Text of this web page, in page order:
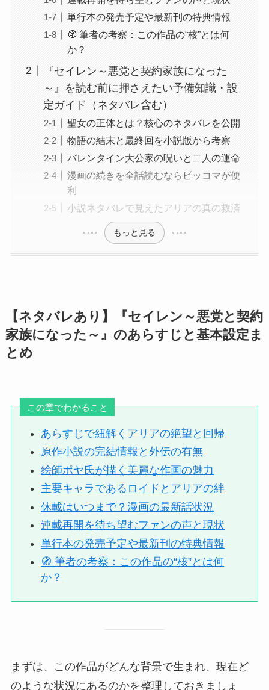
単行本の発売予定や最新刊の特典情報
🧭 筆者の考察：この作品の“核”とは何
か？
『セイレン～悪党と契約家族になった
～』を読む前に押さえたい予備知識・設
定ガイド（ネタバレ含む）
聖女の正体とは？核心のネタバレを公開
物語の結末と最終回を小説版から考察
バレンタイン大公家の呪いと二人の運命
漫画の続きを全話読むならピッコマが便
利
小説ネタバレで見えたアリアの真の救済
もっと見る
【ネタバレあり】『セイレン～悪党と契約
家族になった～』のあらすじと基本設定ま
とめ
この章でわかること
あらすじで紐解くアリアの絶望と回帰
原作小説の完結情報と外伝の有無
絵師ポヤ氏が描く美麗な作画の魅力
主要キャラであるロイドとアリアの絆
休載はいつまで？漫画の最新話状況
連載再開を待ち望むファンの声と現状
単行本の発売予定や最新刊の特典情報
🧭 筆者の考察：この作品の“核”とは何
か？
まずは、この作品がどんな背景で生まれ、現在ど
のような状況にあるのかを整理しておきましょ